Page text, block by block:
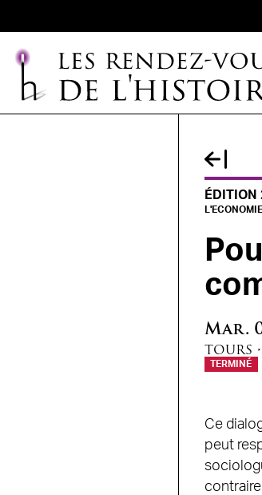
ÉDITION
Mar.
TOURS •
TERMINÉ
Ce
peut